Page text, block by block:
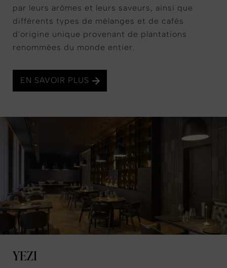
par leurs arômes et leurs saveurs, ainsi que
différents types de mélanges et de cafés
d'origine unique provenant de plantations
renommées du monde entier.
EN SAVOIR PLUS
YEZI